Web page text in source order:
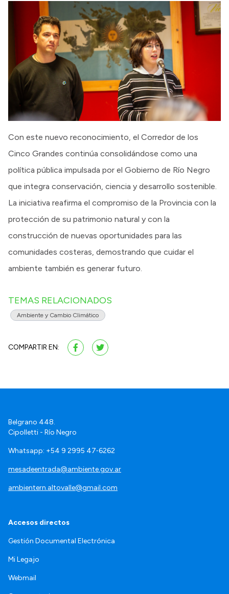
Con este nuevo reconocimiento, el Corredor de los
Cinco Grandes continúa consolidándose como una
política pública impulsada por el Gobierno de Río Negro
que integra conservación, ciencia y desarrollo sostenible.
La iniciativa reafirma el compromiso de la Provincia con la
protección de su patrimonio natural y con la
construcción de nuevas oportunidades para las
comunidades costeras, demostrando que cuidar el
ambiente también es generar futuro.
TEMAS RELACIONADOS
Ambiente y Cambio Climático
COMPARTIR EN:
Belgrano 448.
Cipolletti - Río Negro
Whatsapp: +54 9 2995 47‑6262
mesadeentrada@ambiente.gov.ar
ambientern.altovalle@gmail.com
Accesos directos
Gestión Documental Electrónica
Mi Legajo
Webmail